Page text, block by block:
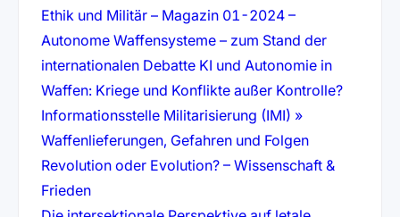
Ethik und Militär – Magazin 01-2024 –
Autonome Waffensysteme – zum Stand der
internationalen Debatte KI und Autonomie in
Waffen: Kriege und Konflikte außer Kontrolle?(öffnet
Informationsstelle Militarisierung (IMI) »
Waffenlieferungen, Gefahren und Folgen(öffnet in
Revolution oder Evolution? – Wissenschaft &
Frieden(öffnet in neuem Tab)